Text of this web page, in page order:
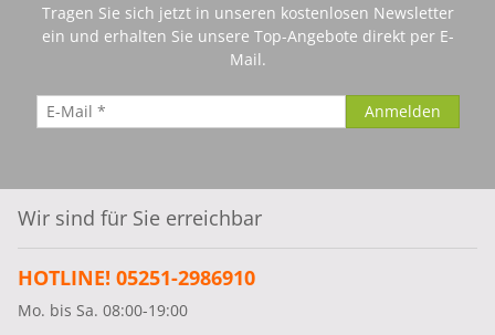
Tragen Sie sich jetzt in unseren kostenlosen Newsletter
ein und erhalten Sie unsere Top-Angebote direkt per E-
Mail.
Wir sind für Sie erreichbar
HOTLINE! 05251-2986910
Mo. bis Sa. 08:00-19:00